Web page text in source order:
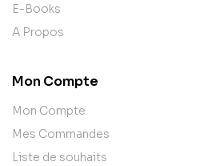
E-Books
A Propos
Mon Compte
Mon Compte
Mes Commandes
Liste de souhaits